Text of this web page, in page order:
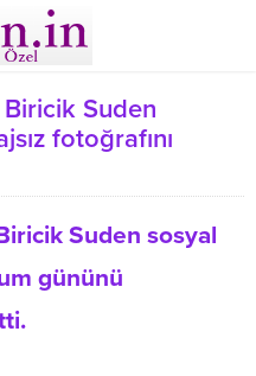
Suden
fotoğrafını
Suden sosyal
gününü